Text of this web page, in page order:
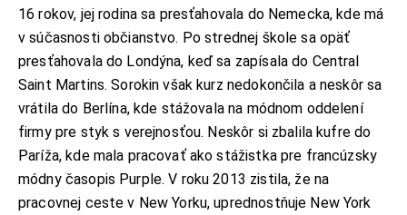
16 rokov, jej rodina sa presťahovala do Nemecka, kde má
v súčasnosti občianstvo. Po strednej škole sa opäť
presťahovala do Londýna, keď sa zapísala do Central
Saint Martins. Sorokin však kurz nedokončila a neskôr sa
vrátila do Berlína, kde stážovala na módnom oddelení
firmy pre styk s verejnosťou. Neskôr si zbalila kufre do
Paríža, kde mala pracovať ako stážistka pre francúzsky
módny časopis Purple. V roku 2013 zistila, že na
pracovnej ceste v New Yorku, uprednostňuje New York